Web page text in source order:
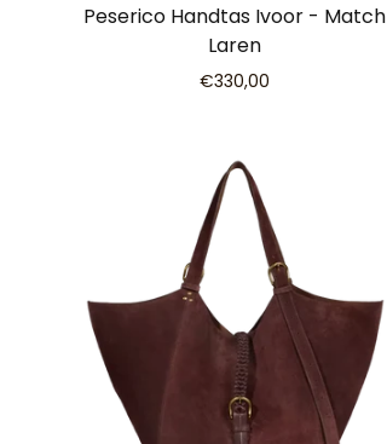
Peserico Handtas Ivoor - Match
Laren
€330,00